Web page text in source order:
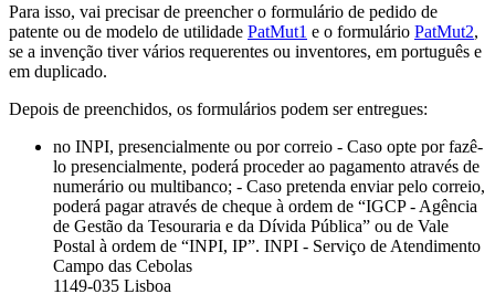
Para isso, vai precisar de preencher o formulário de pedido de
patente ou de modelo de utilidade PatMut1 e o formulário PatMut2,
se a invenção tiver vários requerentes ou inventores, em português e
em duplicado.
Depois de preenchidos, os formulários podem ser entregues:
no INPI, presencialmente ou por correio - Caso opte por fazê-
lo presencialmente, poderá proceder ao pagamento através de
numerário ou multibanco; - Caso pretenda enviar pelo correio,
poderá pagar através de cheque à ordem de “IGCP - Agência
de Gestão da Tesouraria e da Dívida Pública” ou de Vale
Postal à ordem de “INPI, IP”. INPI - Serviço de Atendimento
Campo das Cebolas
1149-035 Lisboa